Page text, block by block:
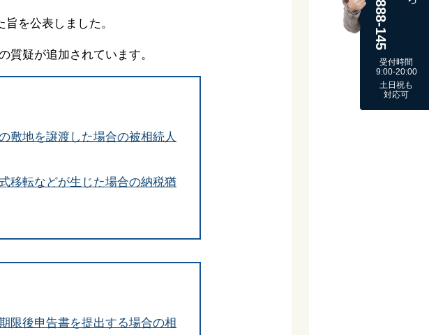
旨を公表しました。
質疑が追加されています。
敷地を譲渡した場合の被相続人
移転などが生じた場合の納税猶
限後申告書を提出する場合の相
受付時間
9:00-20:00
土日祝も
対応可